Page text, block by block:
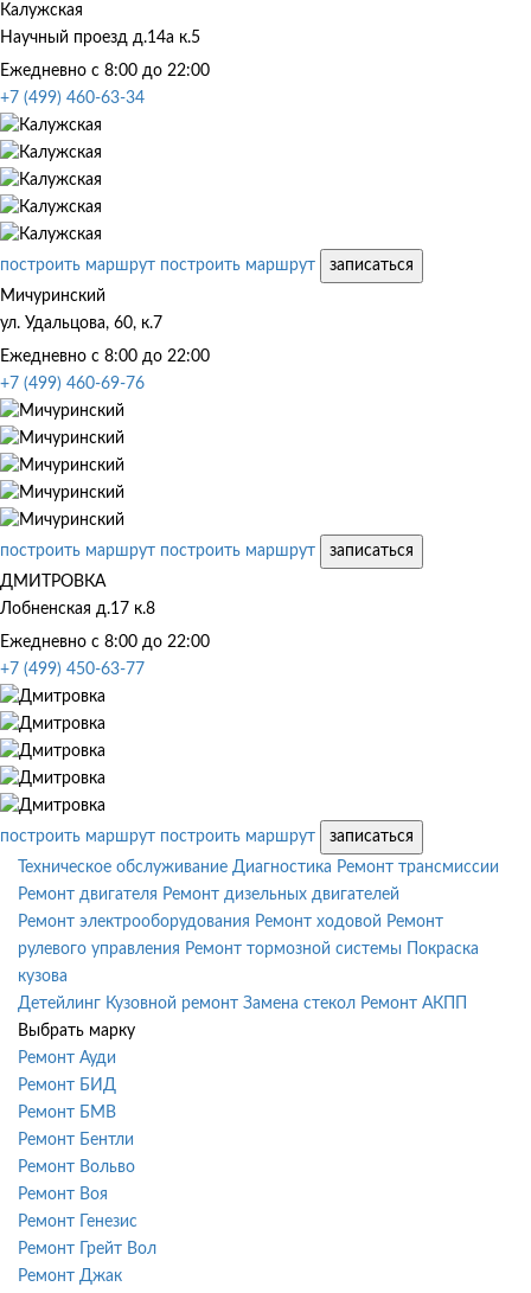
Калужская
Научный проезд д.14а к.5
Ежедневно с 8:00 до 22:00
+7 (499) 460-63-34
построить маршрут построить маршрут
записаться
Мичуринский
ул. Удальцова, 60, к.7
Ежедневно с 8:00 до 22:00
+7 (499) 460-69-76
построить маршрут построить маршрут
записаться
ДМИТРОВКА
Лобненская д.17 к.8
Ежедневно с 8:00 до 22:00
+7 (499) 450-63-77
построить маршрут построить маршрут
записаться
Техническое обслуживание Диагностика Ремонт трансмиссии
Ремонт двигателя Ремонт дизельных двигателей
Ремонт электрооборудования Ремонт ходовой Ремонт
рулевого управления Ремонт тормозной системы
Покраска
кузова
Детейлинг Кузовной ремонт Замена стекол Ремонт АКПП
Выбрать марку
Ремонт Ауди
Ремонт БИД
Ремонт БМВ
Ремонт Бентли
Ремонт Вольво
Ремонт Воя
Ремонт Генезис
Ремонт Грейт Вол
Ремонт Джак